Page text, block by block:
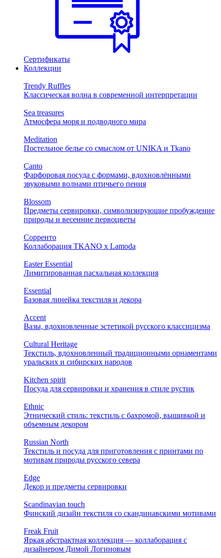
Сертификаты
Коллекции
Trendy Ruffles
Классическая волна в современной интерпретации
Sea treasures
Атмосфера моря и подводного мира
Meditation
Постельное белье со смыслом от UNIKA и Tkano
Canto
Фарфоровая посуда с формами, вдохновлёнными
звуковыми волнами птичьего пения
Blossom
Предметы сервировки, символизирующие пробуждение
природы и весенние первоцветы
Сорренто
Коллаборация TKANO х Lamoda
Easter Essential
Лимитированная пасхальная коллекция
Essential
Базовая линейка текстиля и декора
Accent
Вазы, вдохновленные эстетикой русского классицизма
Cultural Heritage
Текстиль, вдохновленный традиционными орнаментами
уральских и сибирских народов
Kitchen spirit
Посуда для сервировки и хранения в стиле рустик
Ethnic
Этнический стиль: текстиль с бахромой, вышивкой и
объемным декором
Russian North
Текстиль и посуда для приготовления с принтами по
мотивам природы русского севера
Edge
Декор и предметы сервировки
Scandinavian touch
Финский дизайн текстиля со скандинавскими мотивами
Freak Fruit
Яркая абстрактная коллекция — коллаборация с
дизайнером Димой Логиновым